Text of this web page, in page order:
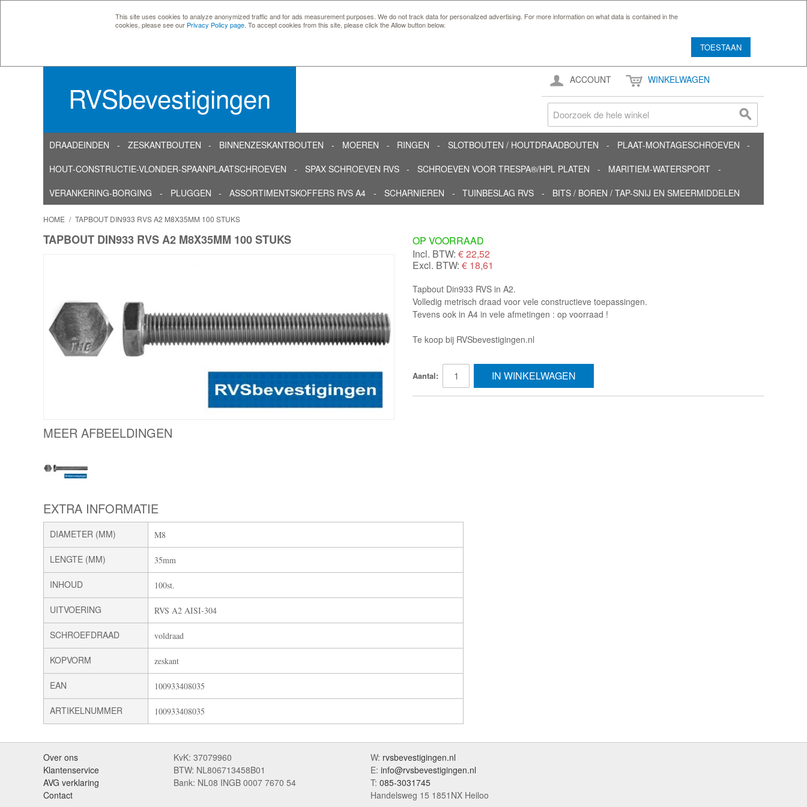
This site uses cookies to analyze anonymized traffic and for ads measurement purposes. We do not track data for personalized advertising. For more information on what data is contained in the
cookies, please see our Privacy Policy page . To accept cookies from this site, please click the Allow button below.
TOESTAAN
RVSbevestigingen
ACCOUNT WINKELWAGEN
DRAADEINDEN ZESKANTBOUTEN BINNENZESKANTBOUTEN MOEREN RINGEN SLOTBOUTEN / HOUTDRAADBOUTEN
PLAAT-MONTAGESCHROEVEN
HOUT-CONSTRUCTIE-VLONDER-SPAANPLAATSCHROEVEN
SPAX SCHROEVEN RVS SCHROEVEN VOOR TRESPA®/HPL PLATEN
MARITIEM-WATERSPORT
VERANKERING-BORGING
PLUGGEN ASSORTIMENTSKOFFERS RVS A4 SCHARNIEREN TUINBESLAG RVS BITS / BOREN / TAP-SNIJ EN SMEERMIDDELEN
HOME / TAPBOUT DIN933 RVS A2 M8X35MM 100 STUKS
TAPBOUT DIN933 RVS A2 M8X35MM 100 STUKS
MEER AFBEELDINGEN
OP VOORRAAD
Incl. BTW: €22,52
Excl. BTW: € 18,61
Tapbout Din933 RVS in A2.
Volledig metrisch draad voor vele constructieve toepassingen.
Tevens ook in A4 in vele afmetingen : op voorraad !
Te koop bij RVSbevestigingen.nl
Aantal: IN WINKELWAGEN
EXTRA INFORMATIE
DIAMETER (MM) M8
LENGTE (MM) 35mm
INHOUD 100st.
UITVOERING RVS A2 AISI-304
SCHROEFDRAAD voldraad
KOPVORM zeskant
EAN 100933408035
ARTIKELNUMMER 100933408035
Over ons
Klantenservice
AVG verklaring
Contact
KvK: 37079960
BTW: NL806713458B01
Bank: NL08 INGB 0007 7670 54
W: rvsbevestigingen.nl
E: info@rvsbevestigingen.nl
T: 085-3031745
Handelsweg 15 1851NX Heiloo